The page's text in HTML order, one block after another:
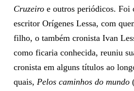
Cruzeiro e outros periódicos. Foi
escritor Orígenes Lessa, com
filho, o também cronista Ivan
como ficaria conhecida, reuniu
cronista em alguns títulos ao
quais, Pelos caminhos do mundo